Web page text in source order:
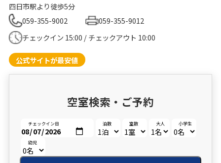
四日市駅より徒歩5分
059-355-9002
059-355-9012
チェックイン 15:00 / チェックアウト 10:00
公式サイトが最安値
空室検索・ご予約
チェックイン日 泊数 室数 大人 小学生
幼児